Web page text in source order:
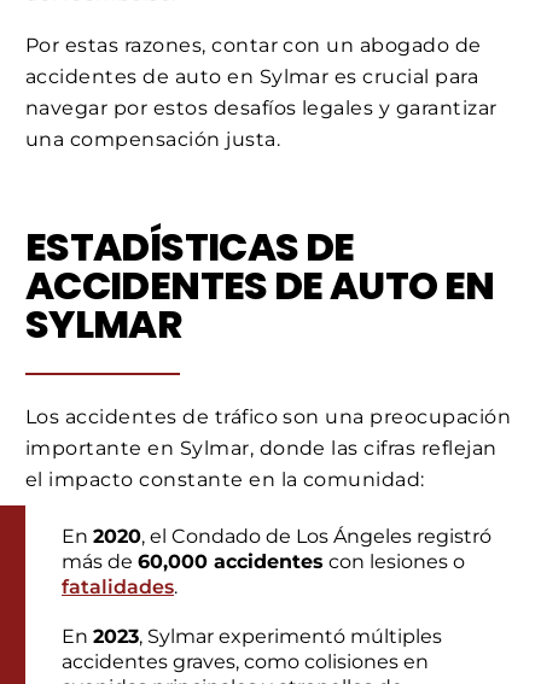
Por estas razones, contar con un abogado de
accidentes de auto en Sylmar es crucial para
navegar por estos desafíos legales y garantizar
una compensación justa.
ESTADÍSTICAS DE
ACCIDENTES DE AUTO EN
SYLMAR
Los accidentes de tráfico son una preocupación
importante en Sylmar, donde las cifras reflejan
el impacto constante en la comunidad:
En 2020, el Condado de Los Ángeles registró
más de 60,000 accidentes con lesiones o
fatalidades.
En 2023, Sylmar experimentó múltiples
accidentes graves, como colisiones en